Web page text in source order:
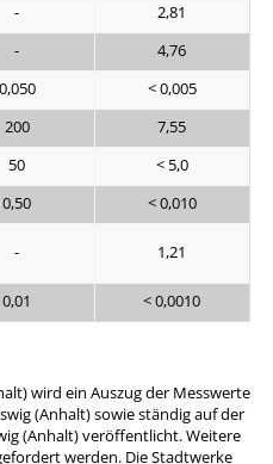
-
2,81
-
4,76
0,050
< 0,005
200
7,55
50
< 5,0
0,50
< 0,010
- 1,21
0,01 < 0,0010
wird ein Auszug der Messwerte
(Anhalt) sowie ständig auf der
(Anhalt) veröffentlicht. Weitere
werden. Die Stadtwerke